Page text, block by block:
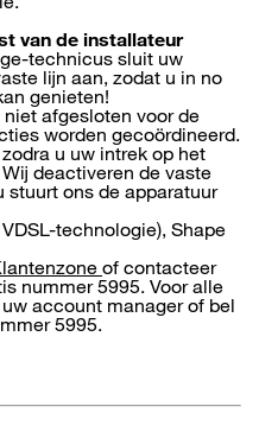
van de installateur
technicus sluit uw
lijn aan, zodat u in no
genieten!
afgesloten voor de
worden gecoördineerd.
u uw intrek op het
deactiveren de vaste
stuurt ons de apparatuur
technologie), Shape
of contacteer
nummer 5995. Voor alle
account manager of bel
5995.